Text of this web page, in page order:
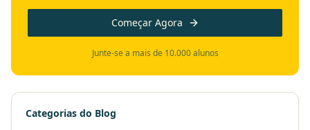
Começar Agora
Junte-se a mais de 10.000 alunos
Categorias do Blog